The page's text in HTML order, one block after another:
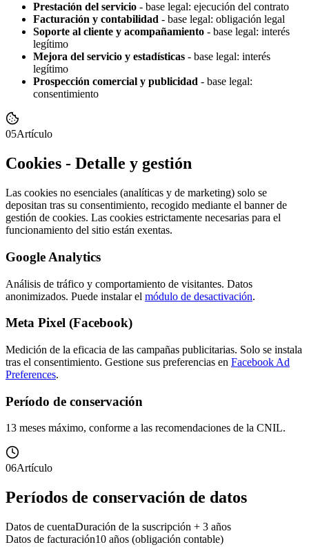
Prestación del servicio - base legal: ejecución del contrato
Facturación y contabilidad - base legal: obligación legal
Soporte al cliente y acompañamiento - base legal: interés
legítimo
Mejora del servicio y estadísticas - base legal: interés
legítimo
Prospección comercial y publicidad - base legal:
consentimiento
05Artículo
Cookies - Detalle y gestión
Las cookies no esenciales (analíticas y de marketing) solo se
depositan tras su consentimiento, recogido mediante el banner de
gestión de cookies. Las cookies estrictamente necesarias para el
funcionamiento del sitio están exentas.
Google Analytics
Análisis de tráfico y comportamiento de visitantes. Datos
anonimizados. Puede instalar el módulo de desactivación.
Meta Pixel (Facebook)
Medición de la eficacia de las campañas publicitarias. Solo se instala
tras el consentimiento. Gestione sus preferencias en Facebook Ad
Preferences.
Período de conservación
13 meses máximo, conforme a las recomendaciones de la CNIL.
06Artículo
Períodos de conservación de datos
Datos de cuentaDuración de la suscripción + 3 años
Datos de facturación10 años (obligación contable)